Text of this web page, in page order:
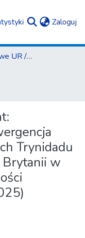
Zaloguj
Czasopisma naukowe UR / Scientific Journals
Trynidadu
Brytanii w